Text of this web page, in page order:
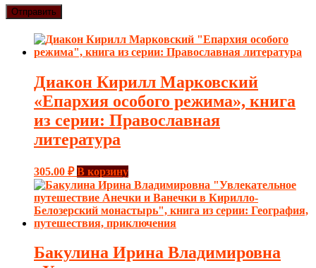
Диакон Кирилл Марковский
«Епархия особого режима», книга
из серии: Православная
литература
305.00 ₽ В корзину
Бакулина Ирина Владимировна